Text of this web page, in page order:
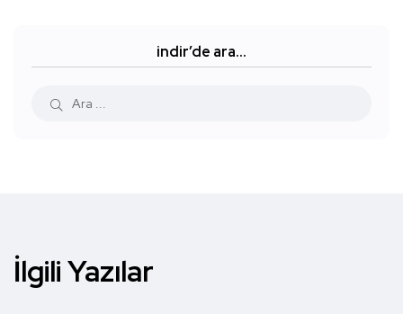
indir’de ara…
İlgili Yazılar